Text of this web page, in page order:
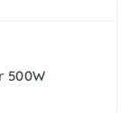
500W